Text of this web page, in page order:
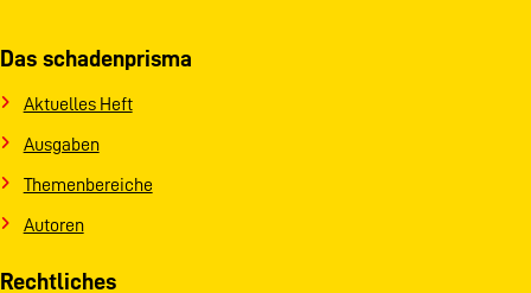
Das schadenprisma
Aktuelles Heft
Ausgaben
Themenbereiche
Autoren
Rechtliches